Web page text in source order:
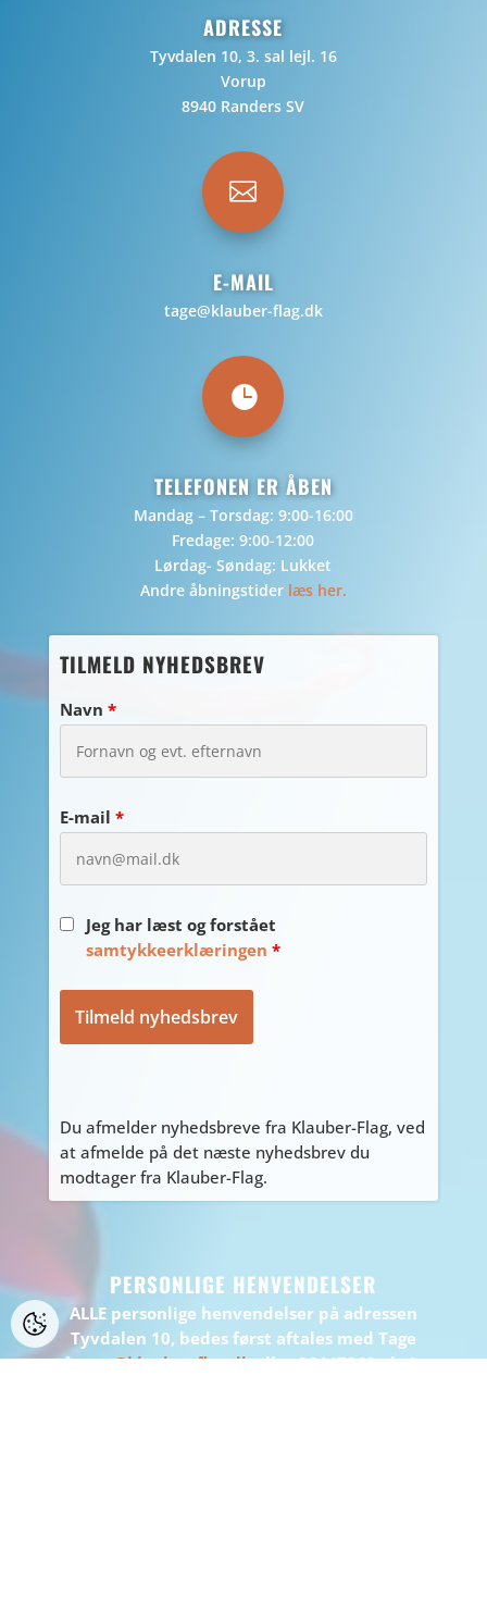
ADRESSE
Tyvdalen 10, 3. sal lejl. 16
Vorup
8940 Randers SV

E-MAIL
tage@klauber-flag.dk

TELEFONEN ER ÅBEN
Mandag – Torsdag: 9:00-16:00
Fredage: 9:00-12:00
Lørdag- Søndag: Lukket
Andre åbningstider læs her.
TILMELD NYHEDSBREV
Navn *
E-mail *
Jeg har læst og forstået
samtykkeerklæringen *
Du afmelder nyhedsbreve fra Klauber-Flag, ved
at afmelde på det næste nyhedsbrev du
modtager fra Klauber-Flag.
PERSONLIGE HENVENDELSER
ALLE personlige henvendelser på adressen
Tyvdalen 10, bedes først aftales med Tage
på tage@klauber-flag.dk eller 86447260, da jeg